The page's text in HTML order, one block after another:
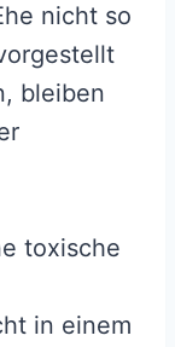
nicht so
bleiben
toxische
in einem